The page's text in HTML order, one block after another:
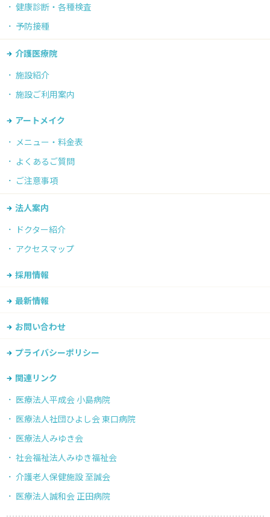
健康診断・各種検査
予防接種
介護医療院
施設紹介
施設ご利用案内
アートメイク
メニュー・料金表
よくあるご質問
ご注意事項
法人案内
ドクター紹介
アクセスマップ
採用情報
最新情報
お問い合わせ
プライバシーポリシー
関連リンク
医療法人平成会 小島病院
医療法人社団ひよし会 東口病院
医療法人みゆき会
社会福祉法人みゆき福祉会
介護老人保健施設 至誠会
医療法人誠和会 正田病院